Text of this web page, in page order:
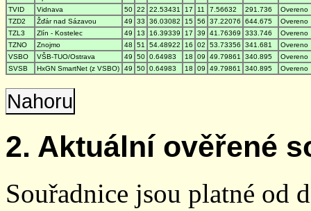
TVID
Vidnava 50 22 22.53431 17 11 7.56632 291.736
Overeno
TZD2
Žďár nad Sázavou 49 33 36.03082 15 56 37.22076 644.675
Overeno
TZL3
Zlín - Kostelec 49 13 16.39339 17 39 41.76369 333.746
Overeno
TZNO
Znojmo 48 51 54.48922 16 02 53.73356 341.681
Overeno
VSBO
VŠB-TUO/Ostrava 49 50 0.64983 18 09 49.79861 340.895
Overeno
SVSB
HxGN SmartNet (z VSBO) 49 50 0.64983 18 09 49.79861 340.895 Overeno
Nahoru
2. Aktuální ověřené
Souřadnice jsou platné od